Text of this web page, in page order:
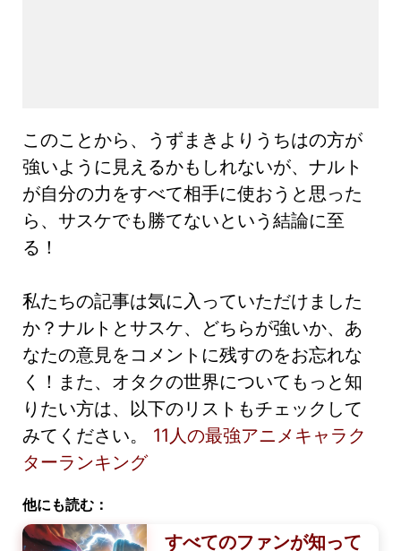
このことから、うずまきよりうちはの方が
強いように見えるかもしれないが、ナルト
が自分の力をすべて相手に使おうと思った
ら、サスケでも勝てないという結論に至
る！
私たちの記事は気に入っていただけました
か？ナルトとサスケ、どちらが強いか、あ
なたの意見をコメントに残すのをお忘れな
く！また、オタクの世界についてもっと知
りたい方は、以下のリストもチェックして
みてください。 11人の最強アニメキャラク
ターランキング
他にも読む：
すべてのファンが知って